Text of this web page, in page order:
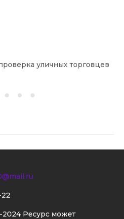
уличных торговцев
Ресурс может